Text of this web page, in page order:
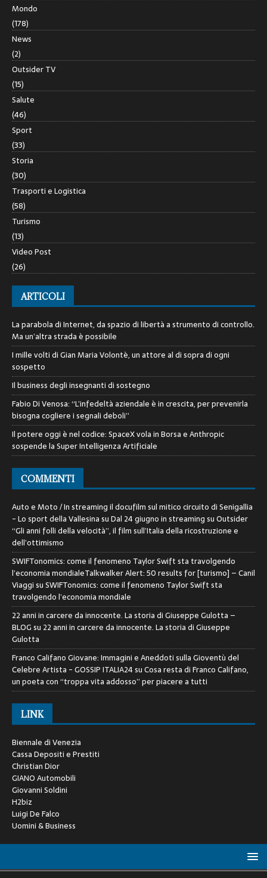
Mondo
(178)
News
(2)
Outsider TV
(15)
Salute
(46)
Sport
(33)
Storia
(30)
Trasporti e Logistica
(58)
Turismo
(13)
Video Post
(26)
ARTICOLI
La parabola di Internet, da spazio di libertà a strumento di controllo.
Ma un’altra strada è possibile
I mille volti di Gian Maria Volontè, un attore al di sopra di ogni
sospetto
Il business degli insegnanti di sostegno
Fabio Di Venosa: “L’infedeltà aziendale è in crescita, per prevenirla
bisogna cogliere i segnali deboli”
Il potere oggi è nel codice: SpaceX vola in Borsa e Anthropic
sospende la Super Intelligenza Artificiale
COMMENTI
Auto e Moto / In streaming il docufilm sul mitico circuito di Senigallia
- Lo sport della VallesinasuDal 24 giugno in streaming su Outsider
“Gli anni folli della velocità”, il film sull’Italia della ricostruzione e
dell’ottimismo
SWIFTonomics: come il fenomeno Taylor Swift sta travolgendo
l’economia mondialeTalkwalker Alert: 50 results for [turismo] – Canil
ViaggisuSWIFTonomics: come il fenomeno Taylor Swift sta
travolgendo l’economia mondiale
22 anni in carcere da innocente. La storia di Giuseppe Gulotta –
BLOGsu 22 anni in carcere da innocente. La storia di Giuseppe
Gulotta
Franco Califano Giovane: Immagini e Aneddoti sulla Gioventù del
Celebre Artista - GOSSIP ITALIA24suCosa resta di Franco Califano,
un poeta con “troppa vita addosso” per piacere a tutti
LINK
Biennale di Venezia
Cassa Depositi e Prestiti
Christian Dior
GIANO Automobili
Giovanni Soldini
H2biz
Luigi De Falco
Uomini & Business